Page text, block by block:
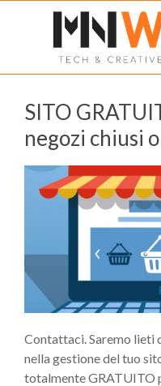
SITO
negozi chiusi
Contattaci. Saremo lieti
nella gestione del tuo
totalmente GRATUITO